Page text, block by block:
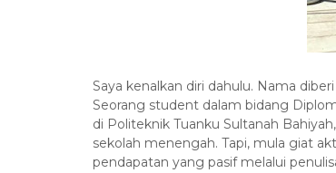
Saya kenalkan diri dahulu. Nama
Seorang student dalam bidang
di Politeknik Tuanku Sultanah
sekolah menengah. Tapi, mula giat
pendapatan yang pasif melalui